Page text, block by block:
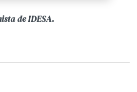
de IDESA.